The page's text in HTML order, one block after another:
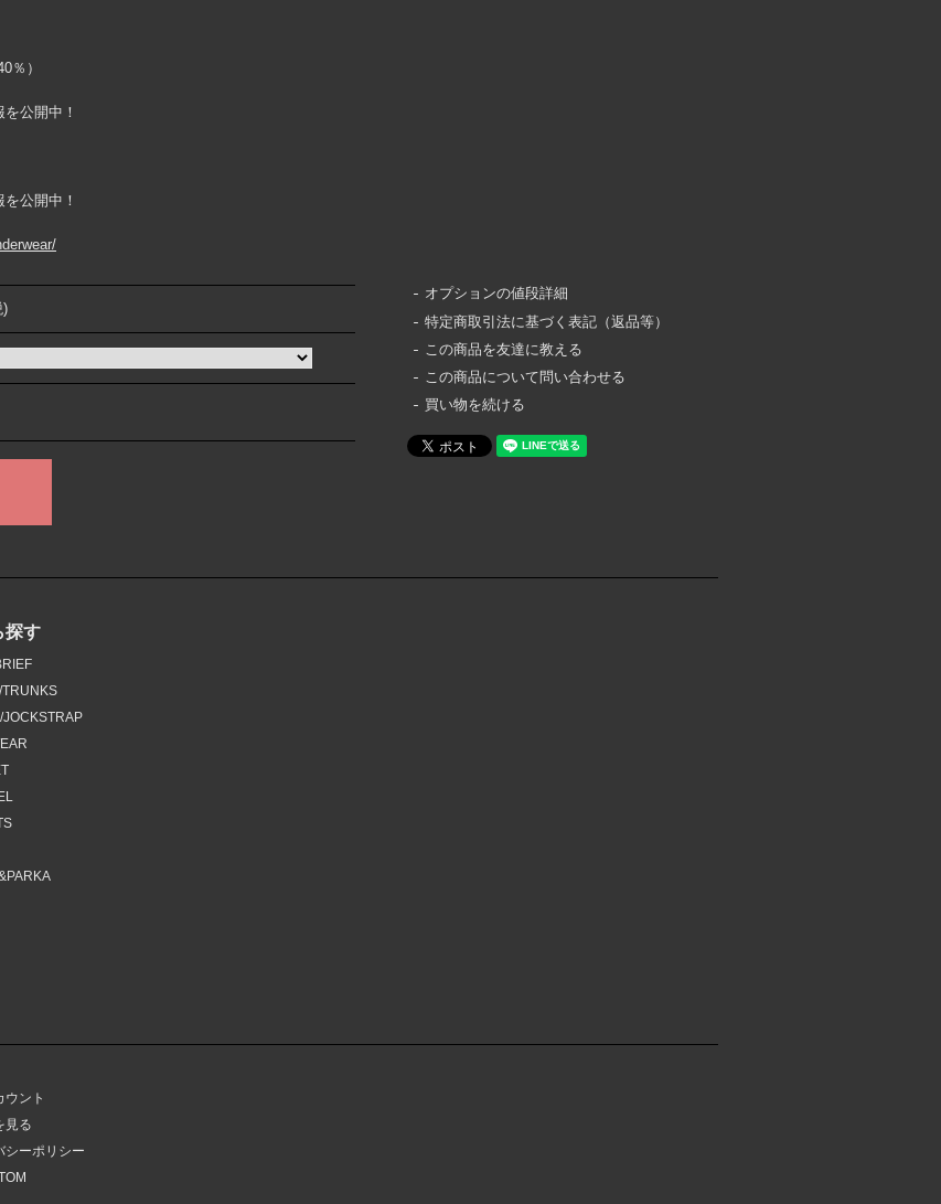
％）
公開中！
公開中！
)
オプションの値段詳細
特定商取引法に基づく表記（返品等）
この商品を友達に教える
この商品について問い合わせる
買い物を続ける
探す
TRUNKS
JOCKSTRAP
ウント
見る
シーポリシー